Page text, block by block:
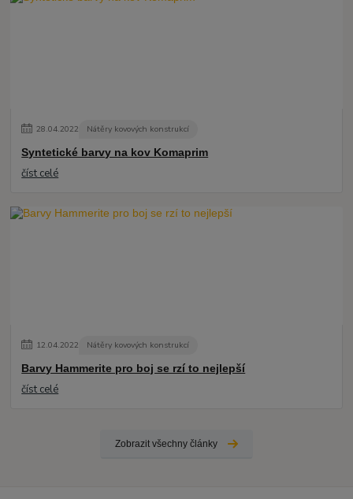
28.04.2022 Nátěry kovových konstrukcí
Syntetické barvy na kov Komaprim
číst celé
12.04.2022 Nátěry kovových konstrukcí
Barvy Hammerite pro boj se rzí to nejlepší
číst celé
Zobrazit všechny články